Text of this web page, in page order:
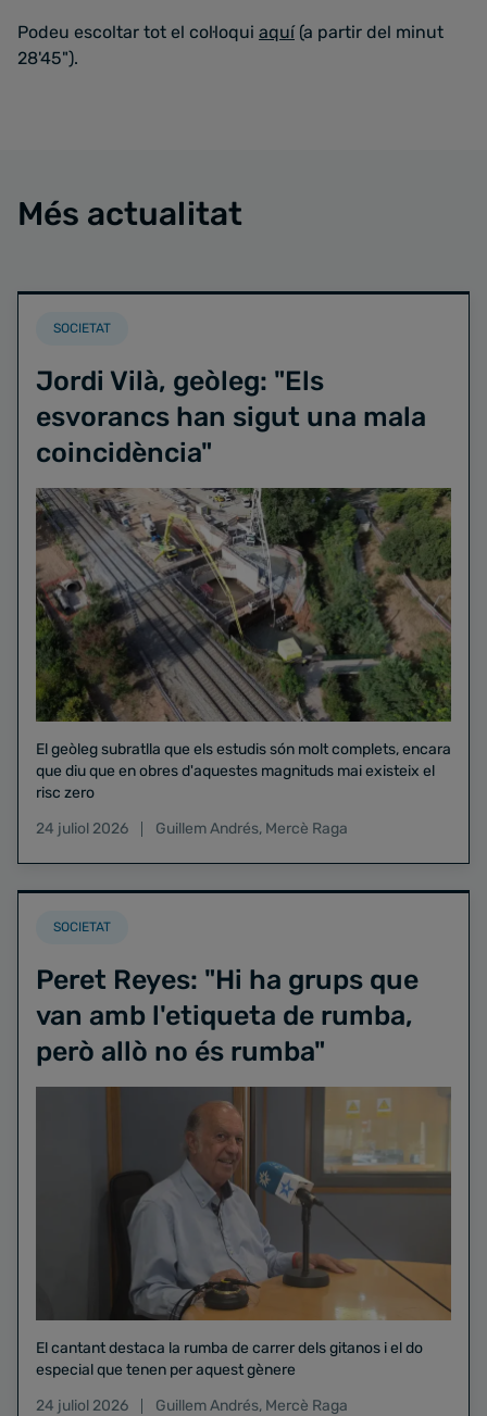
Podeu escoltar tot el col·loqui aquí(a partir del minut
28'45").
Més actualitat
SOCIETAT
Jordi Vilà, geòleg: "Els
esvorancs han sigut una mala
coincidència"
El geòleg subratlla que els estudis són molt complets, encara
que diu que en obres d'aquestes magnituds mai existeix el
risc zero
24 juliol 2026
Guillem Andrés, Mercè Raga
SOCIETAT
Peret Reyes: "Hi ha grups que
van amb l'etiqueta de rumba,
però allò no és rumba"
El cantant destaca la rumba de carrer dels gitanos i el do
especial que tenen per aquest gènere
24 juliol 2026
Guillem Andrés, Mercè Raga